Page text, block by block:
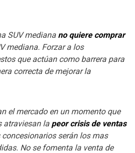
SUV mediana no quiere comprar
mediana. Forzar a los
que actúan como barrera para
correcta de mejorar la
el mercado en un momento que
atraviesan la peor crisis de ventas
concesionarios serán los mas
No se fomenta la venta de